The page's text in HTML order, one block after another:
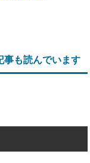
事も読んでいます